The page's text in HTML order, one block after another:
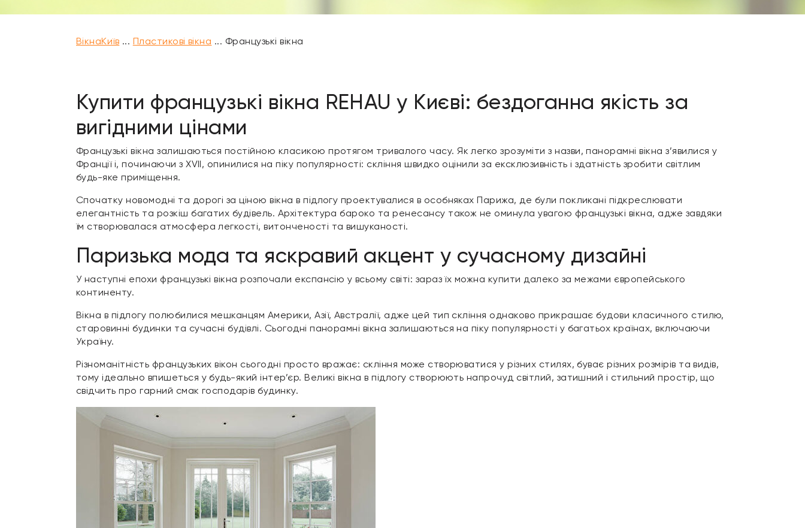
ВікнаКиїв ... Пластикові вікна ... Французькі вікна
Купити французькі вікна REHAU у Києві: бездоганна якість за
вигідними цінами
Французькі вікна залишаються постійною класикою протягом тривалого часу. Як легко зрозуміти з назви, панорамні вікна з’явилися у
Франції і, починаючи з XVII, опинилися на піку популярності: скління швидко оцінили за ексклюзивність і здатність зробити світлим
будь-яке приміщення.
Спочатку новомодні та дорогі за ціною вікна в підлогу проектувалися в особняках Парижа, де були покликані підкреслювати
елегантність та розкіш багатих будівель. Архітектура бароко та ренесансу також не оминула увагою французькі вікна, адже завдяки
їм створювалася атмосфера легкості, витонченості та вишуканості.
Паризька мода та яскравий акцент у сучасному дизайні
У наступні епохи французькі вікна розпочали експансію у всьому світі: зараз їх можна купити далеко за межами європейського
континенту.
Вікна в підлогу полюбилися мешканцям Америки, Азії, Австралії, адже цей тип скління однаково прикрашає будови класичного стилю,
старовинні будинки та сучасні будівлі. Сьогодні панорамні вікна залишаються на піку популярності у багатьох країнах, включаючи
Україну.
Різноманітність французьких вікон сьогодні просто вражає: скління може створюватися у різних стилях, буває різних розмірів та видів,
тому ідеально впишеться у будь-який інтер’єр. Великі вікна в підлогу створюють напрочуд світлий, затишний і стильний простір, що
свідчить про гарний смак господарів будинку.